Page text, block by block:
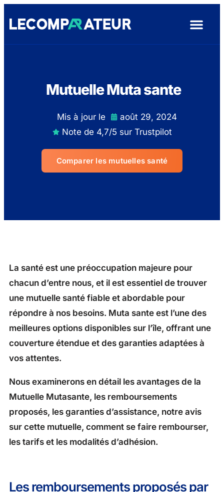
Mutuelle Muta sante
Mis à jour le
août 29, 2024
Note de 4,7/5 sur Trustpilot
Comparer les mutuelles santé
La santé est une préoccupation majeure pour
chacun d’entre nous, et il est essentiel de trouver
une mutuelle santé fiable et abordable pour
répondre à nos besoins. Muta sante est l’une des
meilleures options disponibles sur l’île, offrant une
couverture étendue et des garanties adaptées à
vos attentes.
Nous examinerons en détail les avantages de la
Mutuelle Mutasante, les remboursements
proposés, les garanties d’assistance, notre avis
sur cette mutuelle, comment se faire rembourser,
les tarifs et les modalités d’adhésion.
Les remboursements proposés par